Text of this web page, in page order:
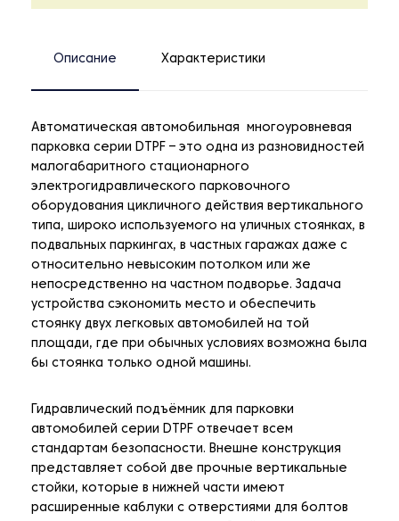
Описание Характеристики
Автоматическая автомобильная многоуровневая
парковка серии DTPF – это одна из разновидностей
малогабаритного стационарного
электрогидравлического парковочного
оборудования цикличного действия вертикального
типа, широко используемого на уличных стоянках, в
подвальных паркингах, в частных гаражах даже с
относительно невысоким потолком или же
непосредственно на частном подворье. Задача
устройства сэкономить место и обеспечить
стоянку двух легковых автомобилей на той
площади, где при обычных условиях возможна была
бы стоянка только одной машины.
Гидравлический подъёмник для парковки
автомобилей серии DTPF отвечает всем
стандартам безопасности. Внешне конструкция
представляет собой две прочные вертикальные
стойки, которые в нижней части имеют
расширенные каблуки с отверстиями для болтов